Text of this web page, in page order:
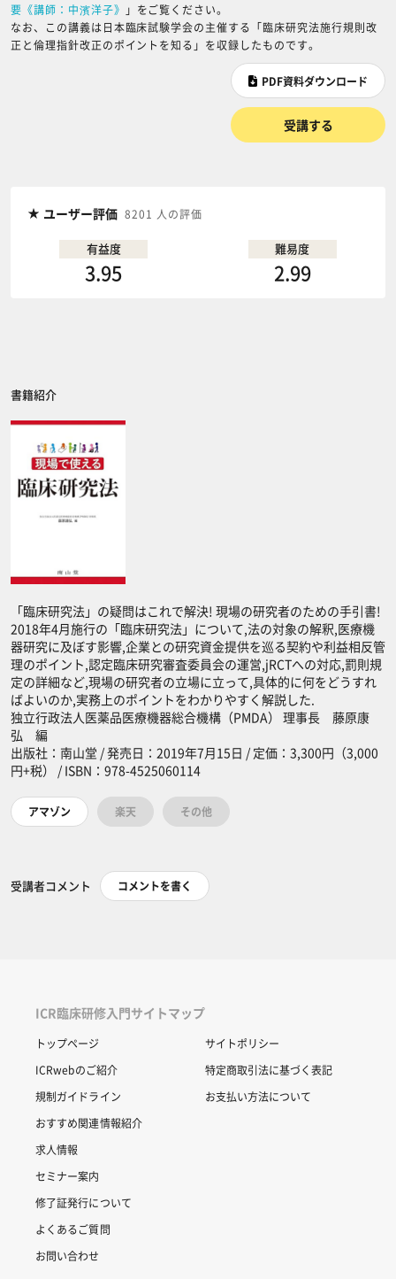
要《講師：中濱洋子》 」をご覧ください。
なお、この講義は日本臨床試験学会の主催する「臨床研究法施行規則改
正と倫理指針改正のポイントを知る」を収録したものです。
PDF資料ダウンロード
受講する
ユーザー評価 8201 人の評価
有益度
3.95
難易度
2.99
書籍紹介
「臨床研究法」の疑問はこれで解決! 現場の研究者のための手引書!
2018年4月施行の「臨床研究法」について,法の対象の解釈,医療機
器研究に及ぼす影響,企業との研究資金提供を巡る契約や利益相反管
理のポイント,認定臨床研究審査委員会の運営,jRCTへの対応,罰則規
定の詳細など,現場の研究者の立場に立って,具体的に何をどうすれ
ばよいのか,実務上のポイントをわかりやすく解説した.
独立行政法人医薬品医療機器総合機構（PMDA） 理事長 藤原康
弘 編
出版社：南山堂 / 発売日：2019年7月15日 / 定価：3,300円（3,000
円+税） / ISBN：978-4525060114
アマゾン 楽天 その他
受講者コメント コメントを書く
ICR臨床研修入門サイトマップ
トップページ
ICRwebのご紹介
規制ガイドライン
おすすめ関連情報紹介
求人情報
セミナー案内
修了証発行について
よくあるご質問
お問い合わせ
サイトポリシー
特定商取引法に基づく表記
お支払い方法について